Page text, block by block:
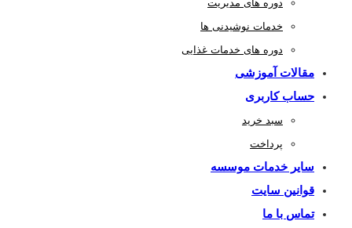
دوره های مدیریت
خدمات نوشیدنی ها
دوره های خدمات غذایی
مقالات آموزشی
حساب کاربری
سبد خرید
پرداخت
سایر خدمات موسسه
قوانین سایت
تماس با ما